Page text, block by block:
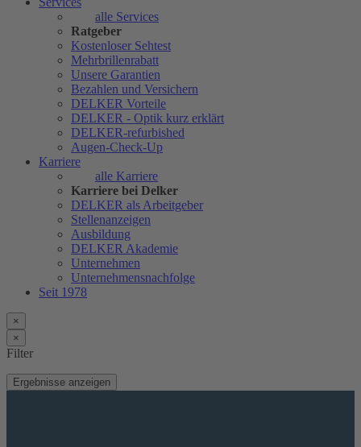
alle Services
Ratgeber
Kostenloser Sehtest
Mehrbrillenrabatt
Unsere Garantien
Bezahlen und Versichern
DELKER Vorteile
DELKER - Optik kurz erklärt
DELKER-refurbished
Augen-Check-Up
Karriere
alle Karriere
Karriere bei Delker
DELKER als Arbeitgeber
Stellenanzeigen
Ausbildung
DELKER Akademie
Unternehmen
Unternehmensnachfolge
Seit 1978
×
×
Filter
Ergebnisse anzeigen